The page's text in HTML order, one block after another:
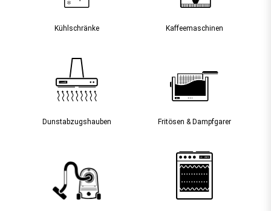
Kühlschränke Kaffee­maschinen
Dunst­abzugs­hauben Fritösen & Dampfgarer